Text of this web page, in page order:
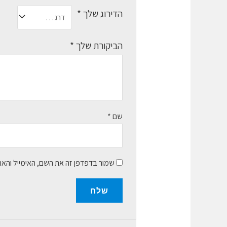
הדירוג שלך*
הביקורת שלך*
שם*
שמור בדפדפן זה את השם, האימייל